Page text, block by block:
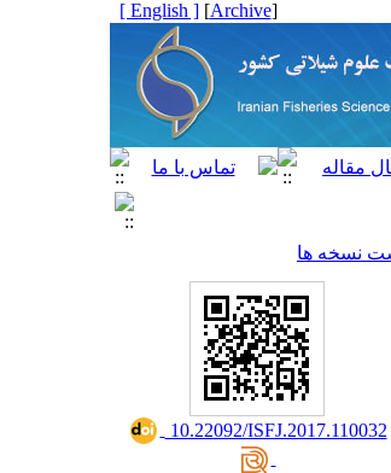
[
Archive
]
[ English ]
نسخه ها
‎ 10.22092/ISFJ.2017.110032